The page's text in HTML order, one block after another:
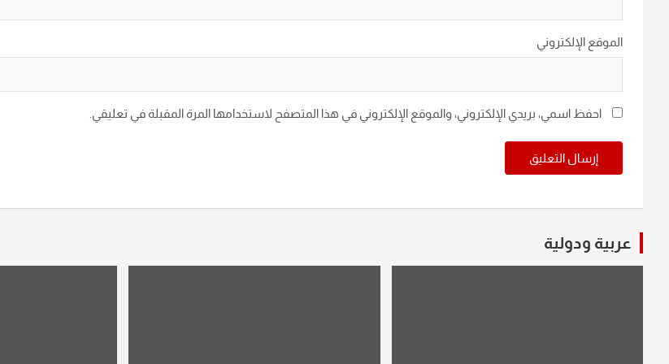
الموقع الإلكتروني
احفظ اسمي، بريدي الإلكتروني، والموقع الإلكتروني في هذا المتصفح لاستخدامها المرة المقبلة في تعليقي.
عربية ودولية